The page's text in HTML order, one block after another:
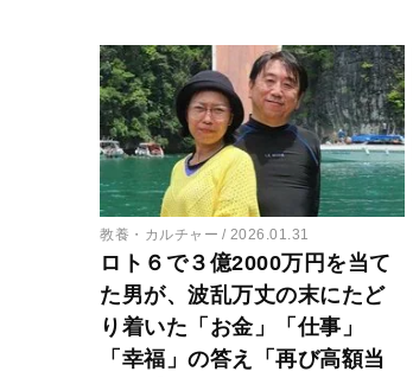
教養・カルチャー 2026.01.31
ロト６で３億2000万円を当て
た男が、波乱万丈の末にたど
り着いた「お金」「仕事」
「幸福」の答え「再び高額当